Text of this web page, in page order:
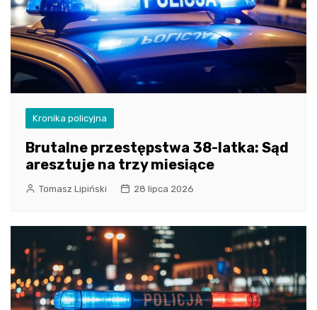
Kronika policyjna
Brutalne przestępstwa 38-latka: Sąd
aresztuje na trzy miesiące
Tomasz Lipiński 28 lipca 2026